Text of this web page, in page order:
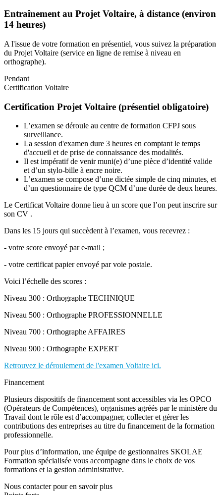
Entraînement au Projet Voltaire, à distance (environ
14 heures)
A l'issue de votre formation en présentiel, vous suivez la préparation
du Projet Voltaire (service en ligne de remise à niveau en
orthographe).
Pendant
Certification Voltaire
Certification Projet Voltaire (présentiel obligatoire)
L’examen se déroule au centre de formation CFPJ sous
surveillance.
La session d'examen dure 3 heures en comptant le temps
d'accueil et de prise de connaissance des modalités.
Il est impératif de venir muni(e) d’une pièce d’identité valide
et d’un stylo-bille à encre noire.
L’examen se compose d’une dictée simple de cinq minutes, et
d’un questionnaire de type QCM d’une durée de deux heures.
Le Certificat Voltaire donne lieu à un score que l’on peut inscrire sur
son CV .
Dans les 15 jours qui succèdent à l’examen, vous recevrez :
- votre score envoyé par e-mail ;
- votre certificat papier envoyé par voie postale.
Voici l’échelle des scores :
Niveau 300 : Orthographe TECHNIQUE
Niveau 500 : Orthographe PROFESSIONNELLE
Niveau 700 : Orthographe AFFAIRES
Niveau 900 : Orthographe EXPERT
Retrouvez le déroulement de l'examen Voltaire ici.
Financement
Plusieurs dispositifs de financement sont accessibles via les OPCO
(Opérateurs de Compétences), organismes agréés par le ministère du
Travail dont le rôle est d’accompagner, collecter et gérer les
contributions des entreprises au titre du financement de la formation
professionnelle.
Pour plus d’information, une équipe de gestionnaires SKOLAE
Formation spécialisée vous accompagne dans le choix de vos
formations et la gestion administrative.
Nous contacter pour en savoir plus